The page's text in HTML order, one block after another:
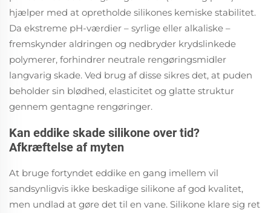
hjælper med at opretholde silikones kemiske stabilitet.
Da ekstreme pH-værdier – syrlige eller alkaliske –
fremskynder aldringen og nedbryder krydslinkede
polymerer, forhindrer neutrale rengøringsmidler
langvarig skade. Ved brug af disse sikres det, at puden
beholder sin blødhed, elasticitet og glatte struktur
gennem gentagne rengøringer.
Kan eddike skade silikone over tid?
Afkræftelse af myten
At bruge fortyndet eddike en gang imellem vil
sandsynligvis ikke beskadige silikone af god kvalitet,
men undlad at gøre det til en vane. Silikone klare sig ret